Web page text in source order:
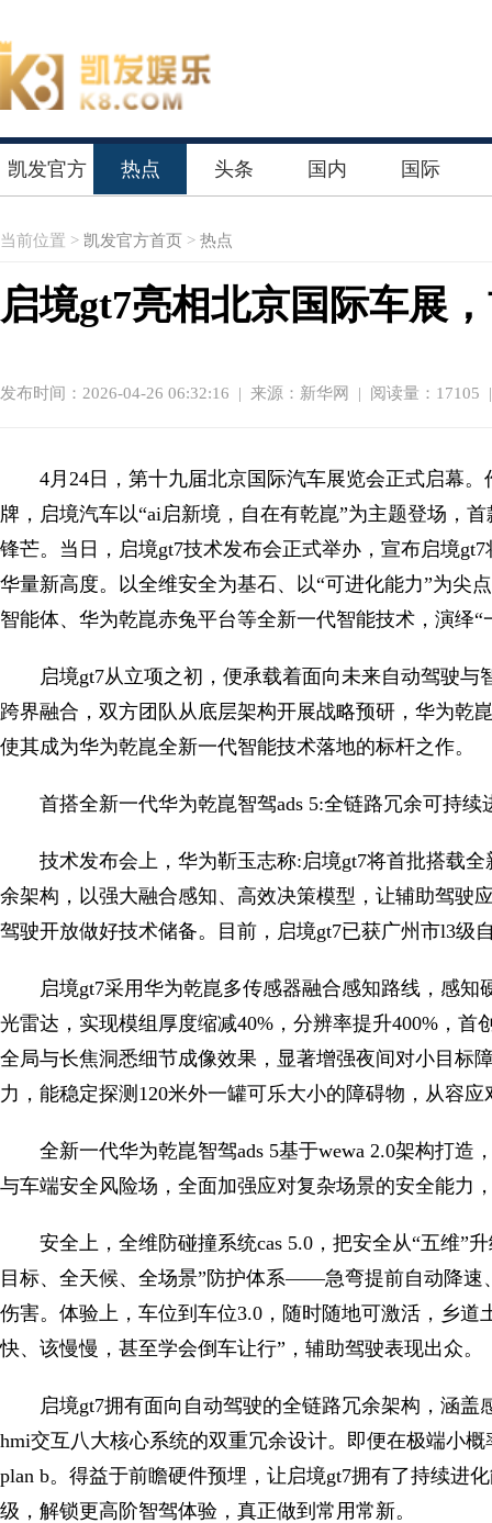
凯发官方 热点 头条 国内 国际
当前位置 > 凯发官方首页 > 热点
启境gt7亮相北京国际车展
发布时间：2026-04-26 06:32:16 | 来源：新华网 | 阅读量：
4月24日，第十九届北京国际汽车展览会正式启幕
牌，启境汽车以“ai启新境，自在有乾崑”为主题登场，
锋芒。当日，启境gt7技术发布会正式举办，宣布启境
华量新高度。以全维安全为基石、以“可进化能力”为尖
智能体、华为乾崑赤兔平台等全新一代智能技术，演绎“
启境gt7从立项之初，便承载着面向未来自动驾驶
跨界融合，双方团队从底层架构开展战略预研，华为乾
使其成为华为乾崑全新一代智能技术落地的标杆之作。
首搭全新一代华为乾崑智驾ads 5:全链路冗余可持续
技术发布会上，华为靳玉志称:启境gt7将首批搭载
余架构，以强大融合感知、高效决策模型，让辅助驾驶
驾驶开放做好技术储备。目前，启境gt7已获广州市l3级
启境gt7采用华为乾崑多传感器融合感知路线，感
光雷达，实现模组厚度缩减40%，分辨率提升400%，
全局与长焦洞悉细节成像效果，显著增强夜间对小目标
力，能稳定探测120米外一罐可乐大小的障碍物，从容
全新一代华为乾崑智驾ads 5基于wewa 2.0架构打
与车端安全风险场，全面加强应对复杂场景的安全能力
安全上，全维防碰撞系统cas 5.0，把安全从“五维”
目标、全天候、全场景”防护体系——急弯提前自动降速
伤害。体验上，车位到车位3.0，随时随地可激活，乡
快、该慢慢，甚至学会倒车让行”，辅助驾驶表现出众。
启境gt7拥有面向自动驾驶的全链路冗余架构，涵
hmi交互八大核心系统的双重冗余设计。即便在极端小
plan b。得益于前瞻硬件预埋，让启境gt7拥有了持续进
级，解锁更高阶智驾体验，真正做到常用常新。